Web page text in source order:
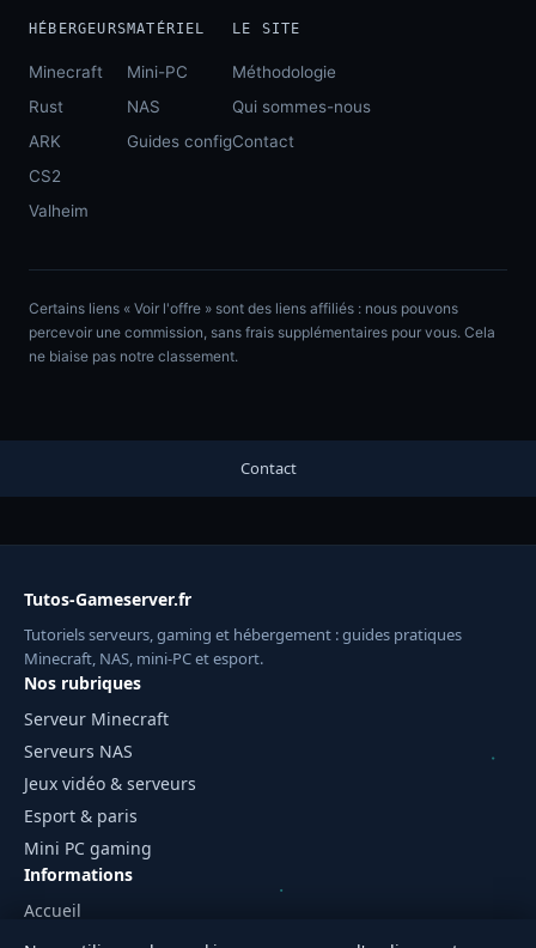
HÉBERGEURS
Minecraft
Rust
ARK
CS2
Valheim
MATÉRIEL
Mini-PC
NAS
Guides config
LE SITE
Méthodologie
Qui sommes-nous
Contact
Certains liens « Voir l'offre » sont des liens affiliés : nous pouvons
percevoir une commission, sans frais supplémentaires pour vous. Cela
ne biaise pas notre classement.
Contact
Tutos-Gameserver.fr
Tutoriels serveurs, gaming et hébergement : guides pratiques
Minecraft, NAS, mini-PC et esport.
Nos rubriques
Serveur Minecraft
Serveurs NAS
Jeux vidéo & serveurs
Esport & paris
Mini PC gaming
Informations
Accueil
Mentions légales